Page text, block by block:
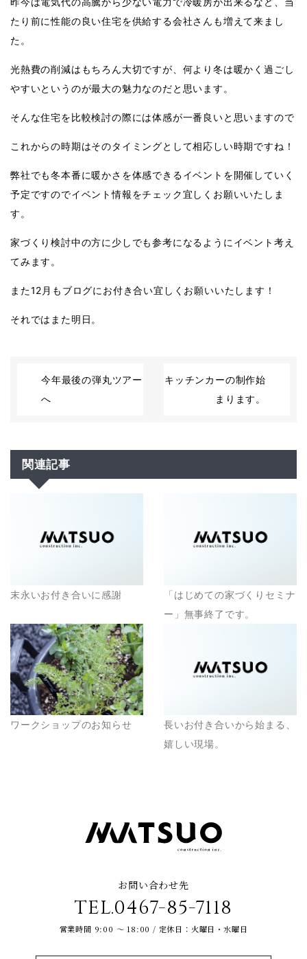
たり前に性能の良い住宅を供給する会社さんも増えて来まし
た。
光熱費の削減はもちろん大切ですが、何より冬は暖かく過ごし
やすいというのが最大の魅力なのだと思います。
そんな住宅を比較検討の際には体感が一番良いと思いますので
これからの時期はそのタイミングとして相応しい時期ですね！
弊社でも冬本番に暖かさを体感できるイベントを開催していく
予定ですのでイベント情報をチェック宜しくお願いいたしま
す。
家づくり検討中の方に少しでも参考になるようにイベント考え
てみます。
また12月もブログにお付き合い宜しくお願いいたします！
それではまた明日。
今年最後の弾丸ツアー
へ
キッチンカーの制作始
まります。
関連記事
末永いお付き合いに感謝
「はじめての家づくりセミナ
ー」無事終了です。
ワークショップのお知らせ
長いお付き合いから始まる、
嬉しい現場。
お問い合わせ先
TEL.0467-85-7118
営業時間 9:00 ～ 18:00 / 定休日：火曜日・水曜日